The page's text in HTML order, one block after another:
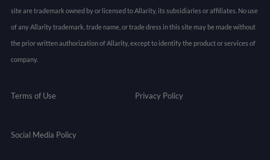
site are trademark owned by or licensed to Allarity, its subsidiaries or affiliates. No use
of any Allarity trademark, trade name, or trade dress in this site may be made without
the prior written authorization of Allarity, except to identify the product or services of
company.
Terms of Use Privacy Policy
Social Media Policy